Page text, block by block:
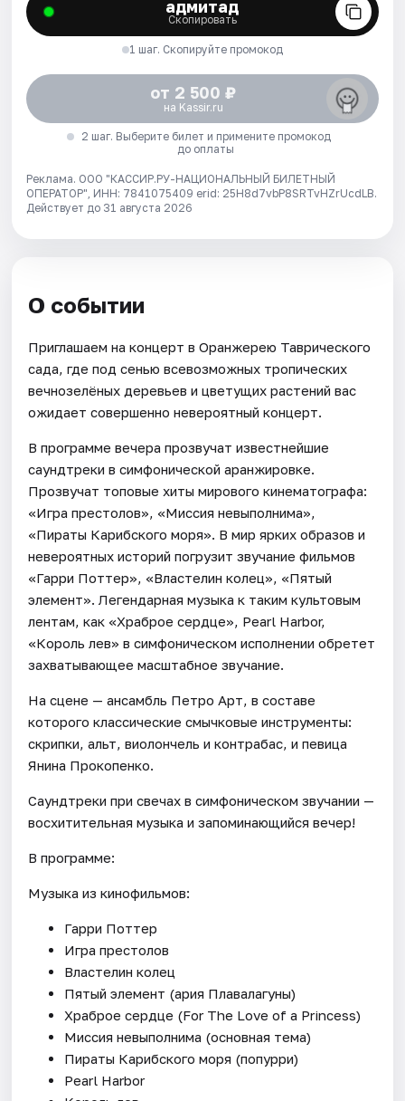
адмитад
Скопировать
1 шаг. Скопируйте промокод
от 2 500 ₽
на Kassir.ru
2 шаг. Выберите билет и примените промокод
до оплаты
Реклама. ООО "КАССИР.РУ-НАЦИОНАЛЬНЫЙ БИЛЕТНЫЙ
ОПЕРАТОР", ИНН: 7841075409 erid: 25H8d7vbP8SRTvHZrUcdLB.
Действует до 31 августа 2026
О событии
Приглашаем на концерт в Оранжерею Таврического
сада, где под сенью всевозможных тропических
вечнозелёных деревьев и цветущих растений вас
ожидает совершенно невероятный концерт.
В программе вечера прозвучат известнейшие
саундтреки в симфонической аранжировке.
Прозвучат топовые хиты мирового кинематографа:
«Игра престолов», «Миссия невыполнима»,
«Пираты Карибского моря». В мир ярких образов и
невероятных историй погрузит звучание фильмов
«Гарри Поттер», «Властелин колец», «Пятый
элемент». Легендарная музыка к таким культовым
лентам, как «Храброе сердце», Pearl Harbor,
«Король лев» в симфоническом исполнении обретет
захватывающее масштабное звучание.
На сцене — ансамбль Петро Арт, в составе
которого классические смычковые инструменты:
скрипки, альт, виолончель и контрабас, и певица
Янина Прокопенко.
Саундтреки при свечах в симфоническом звучании —
восхитительная музыка и запоминающийся вечер!
В программе:
Музыка из кинофильмов:
Гарри Поттер
Игра престолов
Властелин колец
Пятый элемент (ария Плавалагуны)
Храброе сердце (For The Love of a Princess)
Миссия невыполнима (основная тема)
Пираты Карибского моря (попурри)
Pearl Harbor